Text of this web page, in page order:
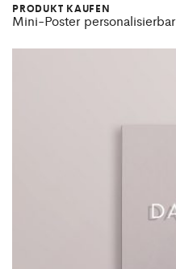
PRODUKT KAUFEN
Mini-Poster personalisierbar